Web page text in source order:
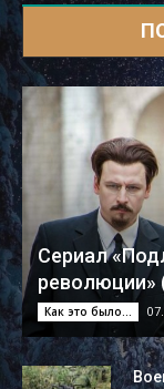
Сериал
революции»
Как это было...